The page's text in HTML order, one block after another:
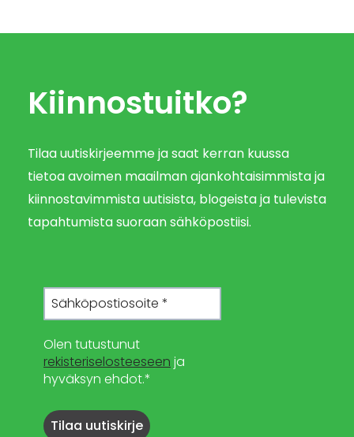
Kiinnostuitko?
Tilaa uutiskirjeemme ja saat kerran kuussa
tietoa avoimen maailman ajankohtaisimmista ja
kiinnostavimmista uutisista, blogeista ja tulevista
tapahtumista suoraan sähköpostiisi.
Olen tutustunut
rekisteriselosteeseen ja
hyväksyn ehdot.*